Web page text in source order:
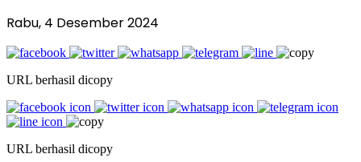
Rabu, 4 Desember 2024
URL berhasil dicopy
URL berhasil dicopy